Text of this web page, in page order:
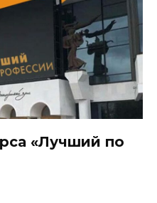
«Лучший по